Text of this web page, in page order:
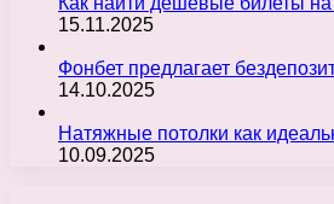
15.11.2025
Фонбет предлагает
14.10.2025
Натяжные потолки как
10.09.2025